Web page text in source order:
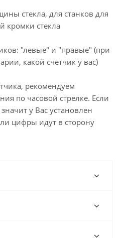
стекла, для станков для
кромки стекла
"левые" и "правые" (при
какой счетчик у вас)
рекомендуем
по часовой стрелке. Если
у Вас установлен
цифры идут в сторону